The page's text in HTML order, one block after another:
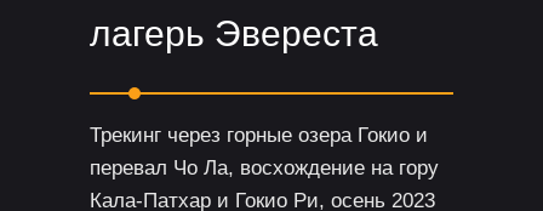
Трекинг через горные озера Гокио и
перевал Чо Ла, восхождение на гору
Кала-Патхар и Гокио Ри, осень 2023
лагерь Эвереста